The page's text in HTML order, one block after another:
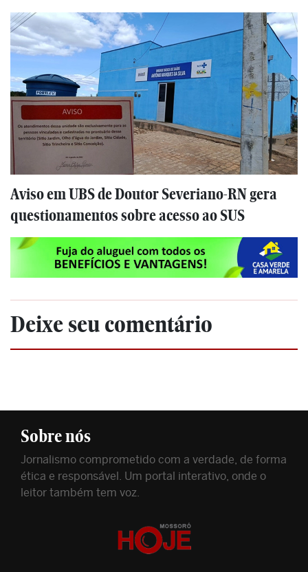
Aviso em UBS de Doutor Severiano-RN gera
questionamentos sobre acesso ao SUS
Deixe seu comentário
Sobre nós
Jornalismo comprometido com a verdade, de forma
ética e responsável. Um portal interativo, onde o
leitor também tem voz.